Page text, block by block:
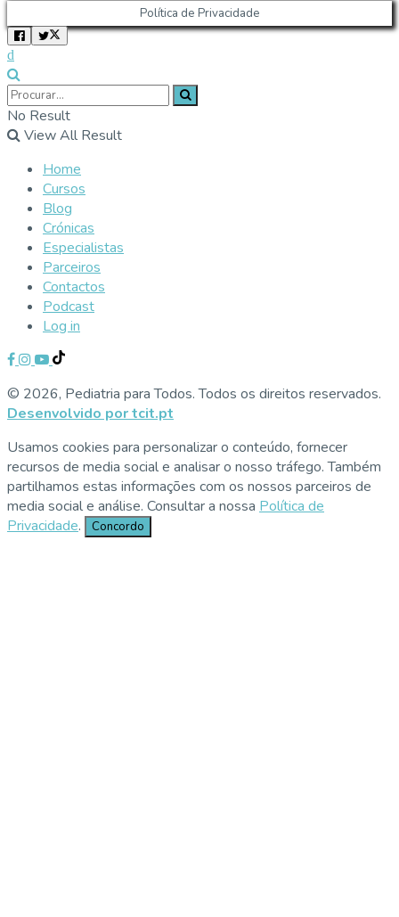
Política de Privacidade
No Result
View All Result
Home
Cursos
Blog
Crónicas
Especialistas
Parceiros
Contactos
Podcast
Log in
© 2026, Pediatria para Todos. Todos os direitos reservados.
Desenvolvido por tcit.pt
Usamos cookies para personalizar o conteúdo, fornecer
recursos de media social e analisar o nosso tráfego. Também
partilhamos estas informações com os nossos parceiros de
media social e análise. Consultar a nossa Política de
Privacidade. Concordo